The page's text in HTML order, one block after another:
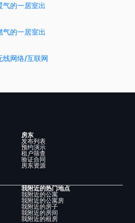
气的一居室出
气的一居室出
线网络/互联网
房东
发布列表
预约演示
租户筛查
验证合同
房东资源
我附近的热门地点
我附近的公寓
我附近的公寓房
我附近的房子
我附近的房间
我附近的租房